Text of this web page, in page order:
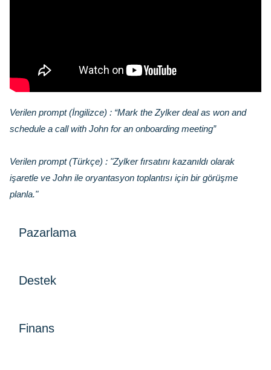
Verilen prompt (İngilizce) : “Mark the Zylker deal as won and
schedule a call with John for an onboarding meeting”
Verilen prompt (Türkçe) : "Zylker fırsatını kazanıldı olarak
işaretle ve John ile oryantasyon toplantısı için bir görüşme
planla."
Pazarlama
Destek
Finans